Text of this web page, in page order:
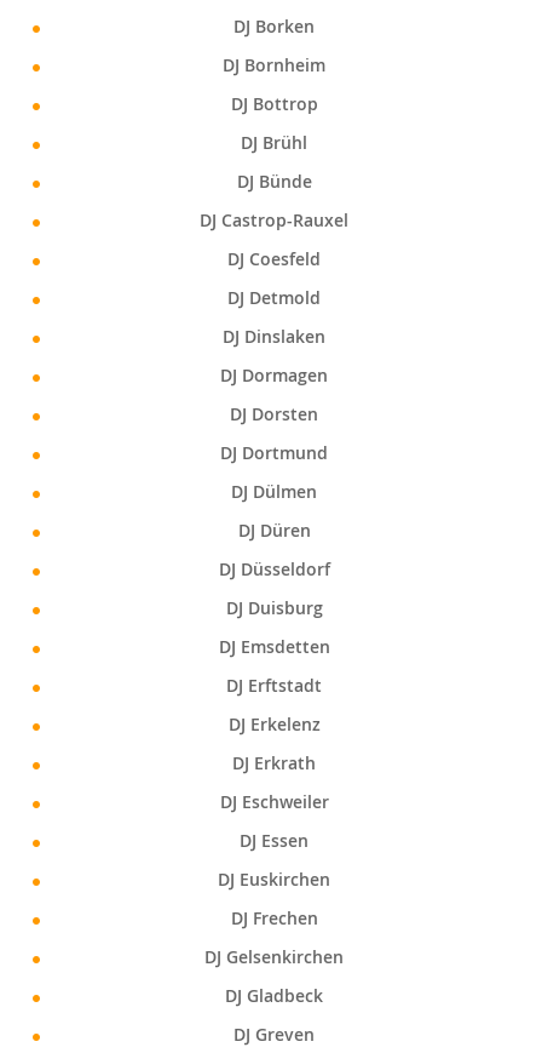
DJ Borken
DJ Bornheim
DJ Bottrop
DJ Brühl
DJ Bünde
DJ Castrop-Rauxel
DJ Coesfeld
DJ Detmold
DJ Dinslaken
DJ Dormagen
DJ Dorsten
DJ Dortmund
DJ Dülmen
DJ Düren
DJ Düsseldorf
DJ Duisburg
DJ Emsdetten
DJ Erftstadt
DJ Erkelenz
DJ Erkrath
DJ Eschweiler
DJ Essen
DJ Euskirchen
DJ Frechen
DJ Gelsenkirchen
DJ Gladbeck
DJ Greven